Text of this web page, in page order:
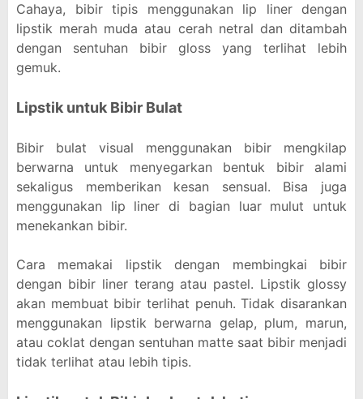
Cahaya, bibir tipis menggunakan lip liner dengan
lipstik merah muda atau cerah netral dan ditambah
dengan sentuhan bibir gloss yang terlihat lebih
gemuk.
Lipstik untuk Bibir Bulat
Bibir bulat visual menggunakan bibir mengkilap
berwarna untuk menyegarkan bentuk bibir alami
sekaligus memberikan kesan sensual. Bisa juga
menggunakan lip liner di bagian luar mulut untuk
menekankan bibir.
Cara memakai lipstik dengan membingkai bibir
dengan bibir liner terang atau pastel. Lipstik glossy
akan membuat bibir terlihat penuh. Tidak disarankan
menggunakan lipstik berwarna gelap, plum, marun,
atau coklat dengan sentuhan matte saat bibir menjadi
tidak terlihat atau lebih tipis.